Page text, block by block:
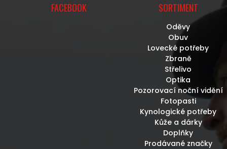
FACEBOOK SORTIMENT
Oděvy
Obuv
Lovecké potřeby
Zbraně
Střelivo
Optika
Pozorovací noční vidění
Fotopasti
Kynologické potřeby
Kůže a dárky
Doplňky
Prodávané značky